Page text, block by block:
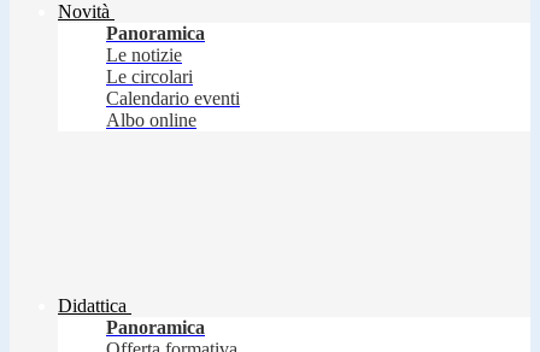
Novità
Panoramica
Le notizie
Le circolari
Calendario eventi
Albo online
Didattica
Panoramica